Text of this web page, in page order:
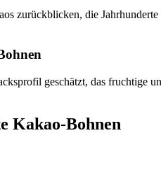
zurückblicken, die
geschätzt, das fruchtige
Kakao-Bohnen